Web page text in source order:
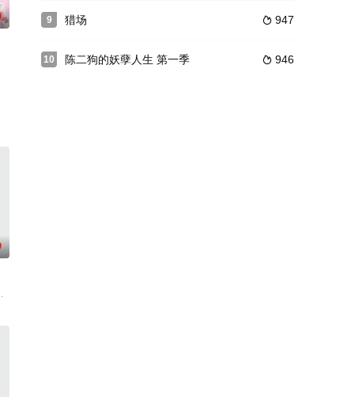
了名为闵四月（左航 饰）的女孩，趣味相投个性相似的两人很快就成为
破坏自己上一段感情的“元凶”。在追查真相的过程中，他却发现洛枳对
樊治欣、杨雨希、王钧浩、依灵领衔主演，似火流年，浴血灼心，王冠之
。两人在命运波折中相互救赎、彼此成长，最终通过一本漫画《我的螃
希光和黄鹰等人开始筹备建立冀南银行，手艺人张宝田在共产党人的感
，我喜欢你，哲学和生物学意义上的喜欢。”那个夜晚，他脸颊微热，还
企业，实业报国的故事。甲午战争后，国家蒙羞，张謇虽高中状元，却
9  947
猎场
10  946
陈二狗的妖孽人生 第一季